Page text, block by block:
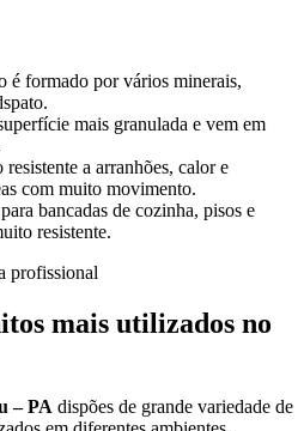
é formado por vários minerais,
mais granulada e vem em
resistente a arranhões, calor e
com muito movimento.
bancadas de cozinha, pisos e
resistente.
profissional
mais utilizados no
– PA dispões de grande variedade de